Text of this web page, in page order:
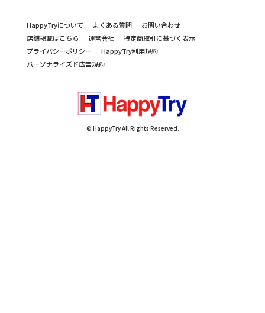
HappyTryについて よくある質問
お問い合わせ
店舗掲載はこちら
運営会社
特定商取引に基づく表示
プライバシーポリシー
HappyTry利用規約
パーソナライズド広告規約
© HappyTry All Rights Reserved.